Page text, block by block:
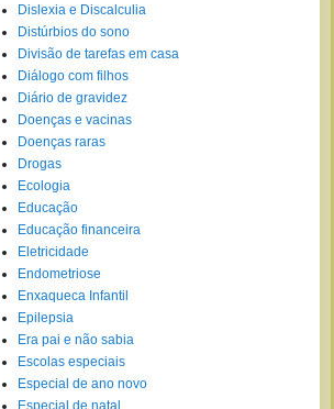
Dislexia e Discalculia
Distúrbios do sono
Divisão de tarefas em casa
Diálogo com filhos
Diário de gravidez
Doenças e vacinas
Doenças raras
Drogas
Ecologia
Educação
Educação financeira
Eletricidade
Endometriose
Enxaqueca Infantil
Epilepsia
Era pai e não sabia
Escolas especiais
Especial de ano novo
Especial de natal